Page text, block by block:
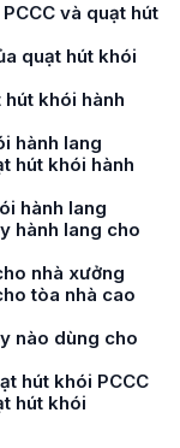
và quạt hút
quạt hút khói
khói hành
hành lang
hút khói hành
hành lang
hành lang cho
nhà xưởng
tòa nhà cao
nào dùng cho
hút khói PCCC
hút khói